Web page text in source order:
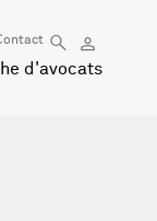
d'avocats